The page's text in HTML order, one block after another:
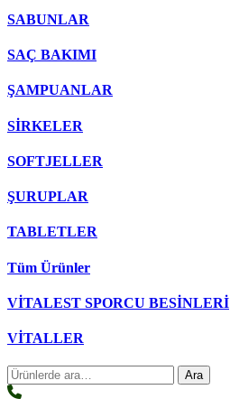
SABUNLAR
SAÇ BAKIMI
ŞAMPUANLAR
SİRKELER
SOFTJELLER
ŞURUPLAR
TABLETLER
Tüm Ürünler
VİTALEST SPORCU BESİNLERİ
VİTALLER
Ara: Ara